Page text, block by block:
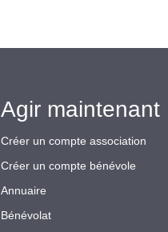
Agir maintenant
Créer un compte association
Créer un compte bénévole
Annuaire
Bénévolat